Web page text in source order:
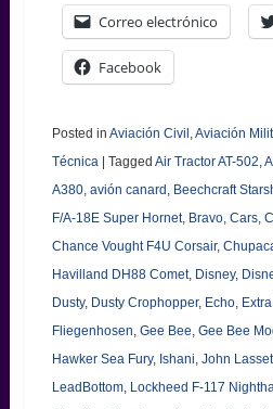
Correo electrónico
Facebook
Posted in Aviación Civil Aviación
Técnica | Tagged Air Tractor AT-502
A380, avión canard Beechcraft
F/A-18E Super Hornet, Bravo, Cars,
Chance Vought F4U Corsair,
Havilland DH88 Comet, Disney,
Dusty, Dusty Crophopper, Echo,
Fliegenhosen Gee Bee Gee Bee
Hawker Sea Fury, Ishani John
LeadBottom, Lockheed F-117